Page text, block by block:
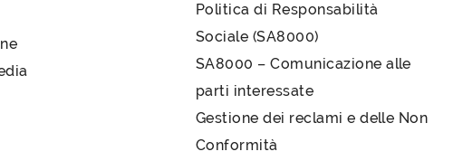
Politica di Responsabilità
Sociale (SA8000)
SA8000 – Comunicazione alle
parti interessate
Gestione dei reclami e delle Non
Conformità